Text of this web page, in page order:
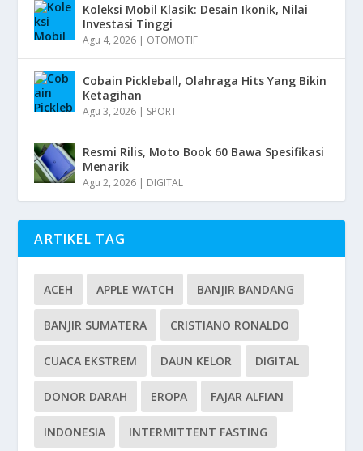
Koleksi Mobil Klasik: Desain Ikonik, Nilai
Investasi Tinggi
Agu 4, 2026 | OTOMOTIF
Cobain Pickleball, Olahraga Hits Yang Bikin
Ketagihan
Agu 3, 2026 | SPORT
Resmi Rilis, Moto Book 60 Bawa Spesifikasi
Menarik
Agu 2, 2026 | DIGITAL
ARTIKEL TAG
ACEH APPLE WATCH BANJIR BANDANG
BANJIR SUMATERA CRISTIANO RONALDO
CUACA EKSTREM DAUN KELOR DIGITAL
DONOR DARAH EROPA FAJAR ALFIAN
INDONESIA INTERMITTENT FASTING